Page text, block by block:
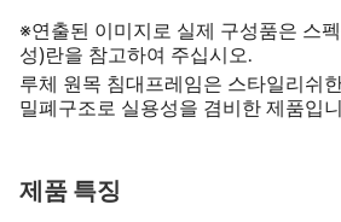
※연출된 이미지로 실제 구성품은 스
성)란을 참고하여 주십시오.
루체 원목 침대프레임은 스타일리쉬
밀폐구조로 실용성을 겸비한 제품입
제품 특징